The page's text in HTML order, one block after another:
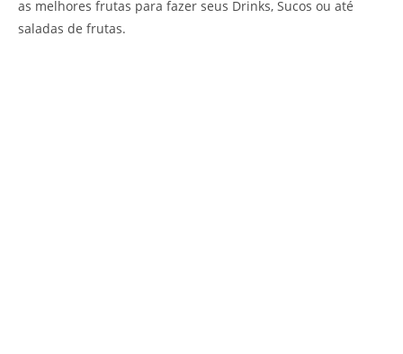
as melhores frutas para fazer seus Drinks, Sucos ou até
saladas de frutas.